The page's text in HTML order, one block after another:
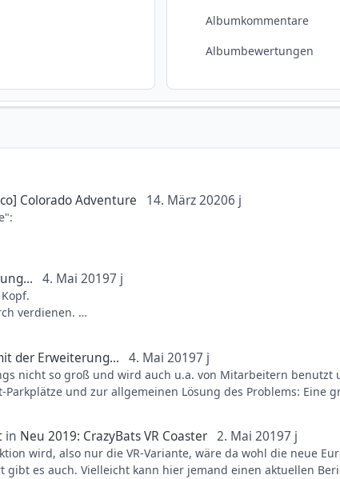
Albumkommentare
Albumbewertungen
Colorado Adventure 14. März 20206 j
michael-jackson-fan-aktionen-events/8402-
4. Mai 20197 j
verdienen.
die Fläche an den Park verkaufen und man kann
die Erweiterung ist momentan nicht all zu wichtig im
der Erweiterung... 4. Mai 20197 j
nicht so groß und wird auch u.a. von Mitarbeitern benutzt
und zur allgemeinen Lösung des Problems: Eine
in Neu 2019: CrazyBats VR Coaster 2. Mai 20197 j
wird, also nur die VR-Variante, wäre da wohl die neue
gibt es auch. Vielleicht kann hier jemand einen aktuellen